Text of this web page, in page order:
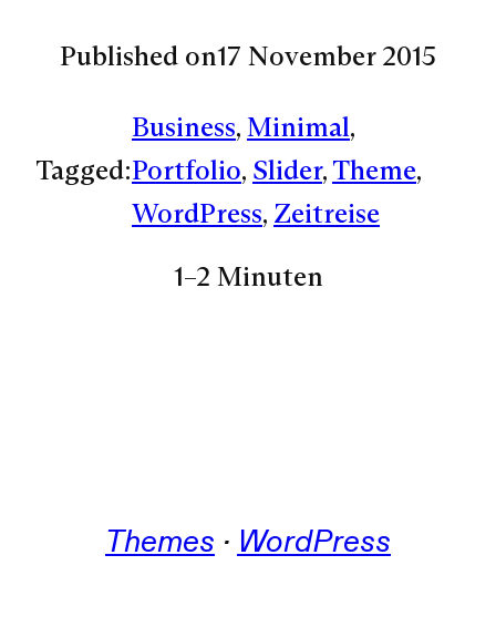
Published on17 November 2015
Tagged:
Business, Minimal
Portfolio, Slider, Theme
WordPress, Zeitreise
1–2 Minuten
Themes · WordPress